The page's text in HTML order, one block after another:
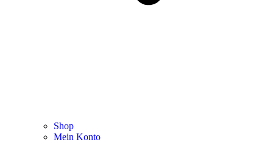
Shop
Mein Konto